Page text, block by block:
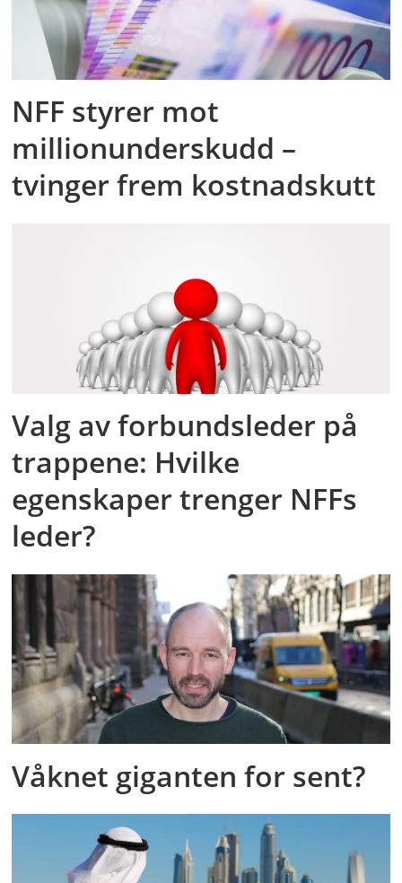
NFF styrer mot
millionunderskudd –
tvinger frem kostnadskutt
Valg av forbundsleder på
trappene: Hvilke
egenskaper trenger NFFs
leder?
Våknet giganten for sent?